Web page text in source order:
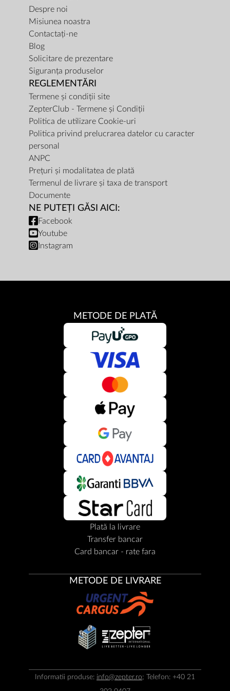
Despre noi
Misiunea noastra
Contactați-ne
Blog
Solicitare de prezentare
Siguranța produselor
REGLEMENTĂRI
Termene și condiții site
ZepterClub - Termene și Condiții
Politica de utilizare Cookie-uri
Politica privind prelucrarea datelor cu caracter
personal
ANPC
Prețuri și modalitatea de plată
Termenul de livrare și taxa de transport
Documente
NE PUTEȚI GĂSI AICI:
Facebook
Youtube
Instagram
METODE DE PLATĂ
Plată la livrare
Transfer bancar
Card bancar - rate fara
METODE DE LIVRARE
Informatii produse: info@zepter.ro; Telefon: +40 21